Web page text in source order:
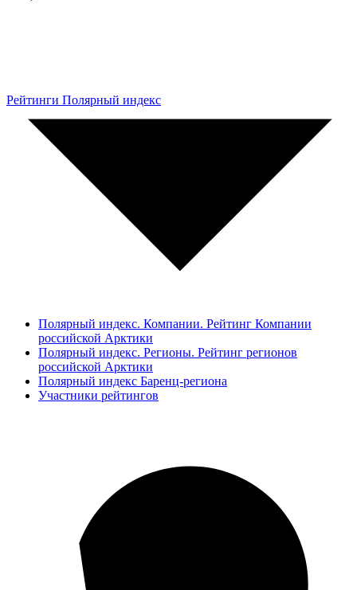
Рейтинги Полярный индекс
Полярный индекс. Компании. Рейтинг Компании
российской Арктики
Полярный индекс. Регионы. Рейтинг регионов
российской Арктики
Полярный индекс Баренц-региона
Участники рейтингов